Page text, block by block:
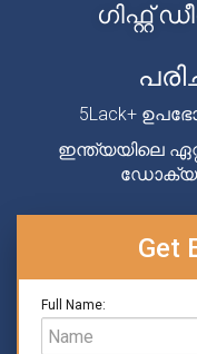
ഗിഫ്റ്റ്
5Lack+
ഇന്ത്യയിലെ
Get
Full Name: